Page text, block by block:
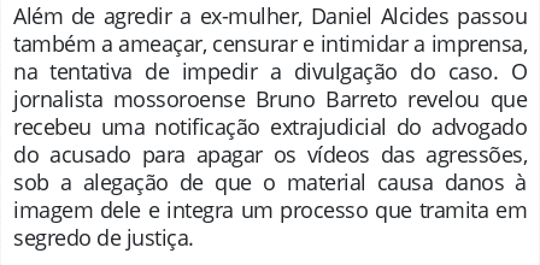
Além de agredir a ex-mulher, Daniel Alcides passou
também a ameaçar, censurar e intimidar a imprensa,
na tentativa de impedir a divulgação do caso. O
jornalista mossoroense Bruno Barreto revelou que
recebeu uma notificação extrajudicial do advogado
do acusado para apagar os vídeos das agressões,
sob a alegação de que o material causa danos à
imagem dele e integra um processo que tramita em
segredo de justiça.